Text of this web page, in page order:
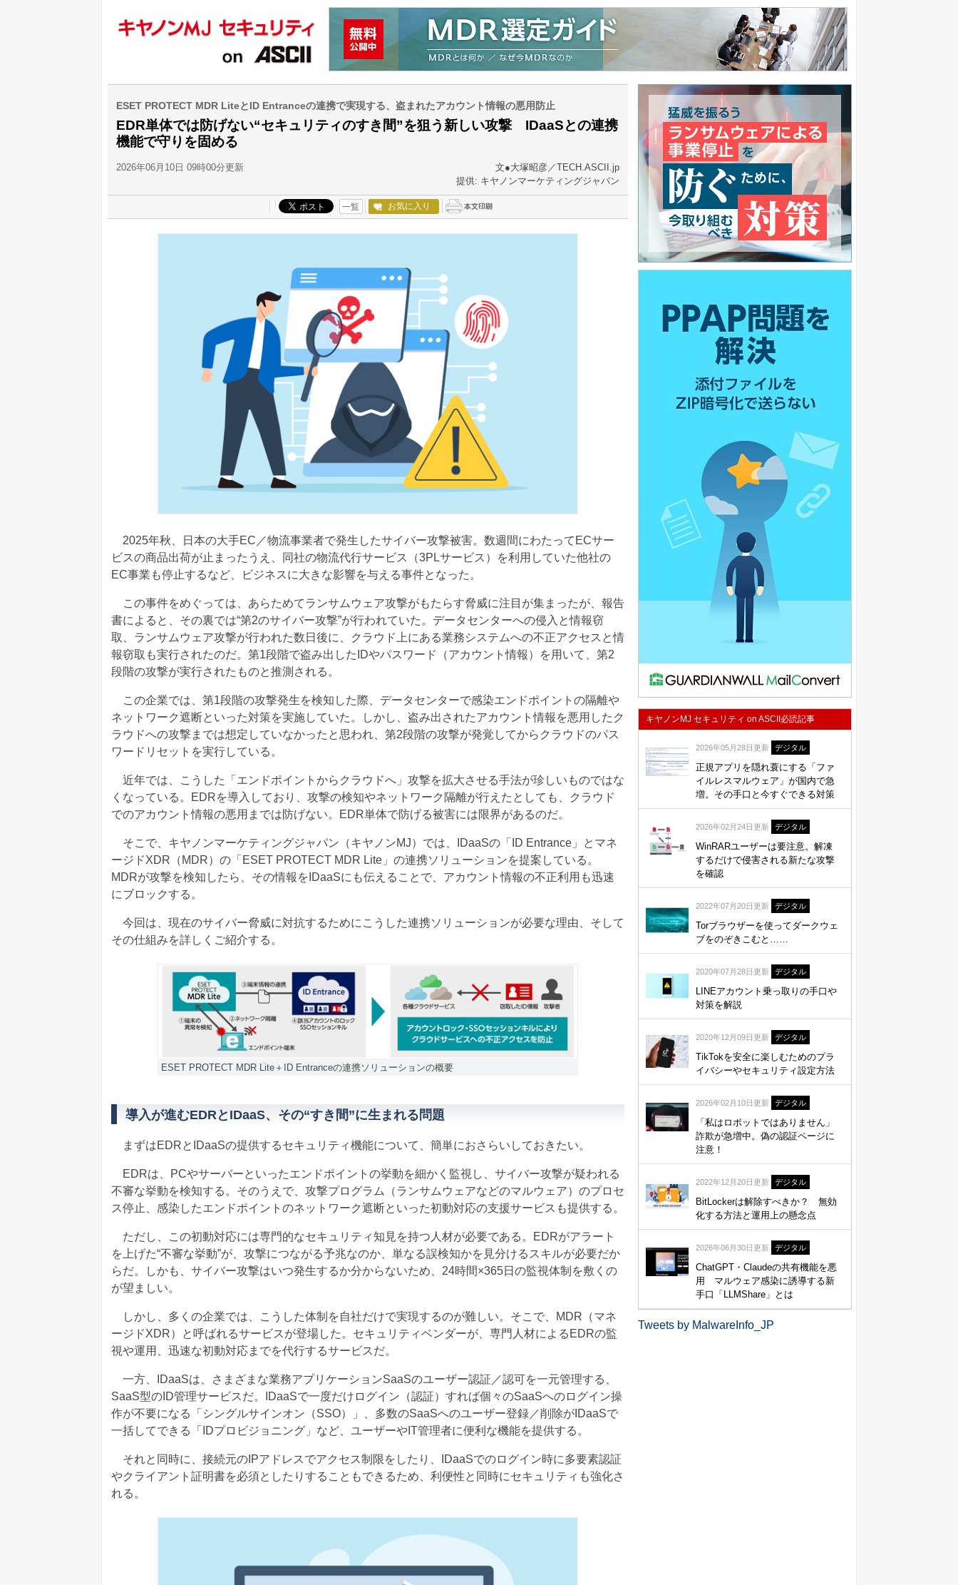
ESET PROTECT MDR LiteとID Entranceの連携で実現する、盗まれたアカウント情報の悪用防止
EDR単体では防げない“セキュリティのすき間”を狙う新しい攻撃 IDaaSとの連携
機能で守りを固める
2026年06月10日 09時00分更新
文●大塚昭彦／TECH.ASCII.jp
提供: キヤノンマーケティングジャパン
一覧 お気に入り
2025年秋、日本の大手EC／物流事業者で発生したサイバー攻撃被害。数週間にわたってECサー
ビスの商品出荷が止まったうえ、同社の物流代行サービス（3PLサービス）を利用していた他社の
EC事業も停止するなど、ビジネスに大きな影響を与える事件となった。
この事件をめぐっては、あらためてランサムウェア攻撃がもたらす脅威に注目が集まったが、報告
書によると、その裏では“第2のサイバー攻撃”が行われていた。データセンターへの侵入と情報窃
取、ランサムウェア攻撃が行われた数日後に、クラウド上にある業務システムへの不正アクセスと情
報窃取も実行されたのだ。第1段階で盗み出したIDやパスワード（アカウント情報）を用いて、第2
段階の攻撃が実行されたものと推測される。
この企業では、第1段階の攻撃発生を検知した際、データセンターで感染エンドポイントの隔離や
ネットワーク遮断といった対策を実施していた。しかし、盗み出されたアカウント情報を悪用したク
ラウドへの攻撃までは想定していなかったと思われ、第2段階の攻撃が発覚してからクラウドのパス
ワードリセットを実行している。
近年では、こうした「エンドポイントからクラウドへ」攻撃を拡大させる手法が珍しいものではな
くなっている。EDRを導入しており、攻撃の検知やネットワーク隔離が行えたとしても、クラウド
でのアカウント情報の悪用までは防げない。EDR単体で防げる被害には限界があるのだ。
そこで、キヤノンマーケティングジャパン（キヤノンMJ）では、IDaaSの「ID Entrance」とマネ
ージドXDR（MDR）の「ESET PROTECT MDR Lite」の連携ソリューションを提案している。
MDRが攻撃を検知したら、その情報をIDaaSにも伝えることで、アカウント情報の不正利用も迅速
にブロックする。
今回は、現在のサイバー脅威に対抗するためにこうした連携ソリューションが必要な理由、そして
その仕組みを詳しくご紹介する。
ESET PROTECT MDR Lite＋ID Entranceの連携ソリューションの概要
導入が進むEDRとIDaaS、その“すき間”に生まれる問題
まずはEDRとIDaaSの提供するセキュリティ機能について、簡単におさらいしておきたい。
EDRは、PCやサーバーといったエンドポイントの挙動を細かく監視し、サイバー攻撃が疑われる
不審な挙動を検知する。そのうえで、攻撃プログラム（ランサムウェアなどのマルウェア）のプロセ
ス停止、感染したエンドポイントのネットワーク遮断といった初動対応の支援サービスも提供する。
ただし、この初動対応には専門的なセキュリティ知見を持つ人材が必要である。EDRがアラート
を上げた“不審な挙動”が、攻撃につながる予兆なのか、単なる誤検知かを見分けるスキルが必要だか
らだ。しかも、サイバー攻撃はいつ発生するか分からないため、24時間×365日の監視体制を敷くの
が望ましい。
しかし、多くの企業では、こうした体制を自社だけで実現するのが難しい。そこで、MDR（マネ
ージドXDR）と呼ばれるサービスが登場した。セキュリティベンダーが、専門人材によるEDRの監
視や運用、迅速な初動対応までを代行するサービスだ。
一方、IDaaSは、さまざまな業務アプリケーションSaaSのユーザー認証／認可を一元管理する、
SaaS型のID管理サービスだ。IDaaSで一度だけログイン（認証）すれば個々のSaaSへのログイン操
作が不要になる「シングルサインオン（SSO）」、多数のSaaSへのユーザー登録／削除がIDaaSで
一括してできる「IDプロビジョニング」など、ユーザーやIT管理者に便利な機能を提供する。
それと同時に、接続元のIPアドレスでアクセス制限をしたり、IDaaSでのログイン時に多要素認証
やクライアント証明書を必須としたりすることもできるため、利便性と同時にセキュリティも強化さ
れる。
キヤノンMJ セキュリティ on ASCII必読記事
2026年05月28日更新 デジタル
正規アプリを隠れ蓑にする「ファ
イルレスマルウェア」が国内で急
増。その手口と今すぐできる対策
2026年02月24日更新 デジタル
WinRARユーザーは要注意。解凍
するだけで侵害される新たな攻撃
を確認
2022年07月20日更新 デジタル
Torブラウザーを使ってダークウェ
ブをのぞきこむと……
2020年07月28日更新 デジタル
LINEアカウント乗っ取りの手口や
対策を解説
2020年12月09日更新 デジタル
TikTokを安全に楽しむためのプラ
イバシーやセキュリティ設定方法
2026年02月10日更新 デジタル
「私はロボットではありません」
詐欺が急増中。偽の認証ページに
注意！
2022年12月20日更新 デジタル
BitLockerは解除すべきか？ 無効
化する方法と運用上の懸念点
2026年06月30日更新 デジタル
ChatGPT・Claudeの共有機能を悪
用 マルウェア感染に誘導する新
手口「LLMShare」とは
Tweets by MalwareInfo_JP